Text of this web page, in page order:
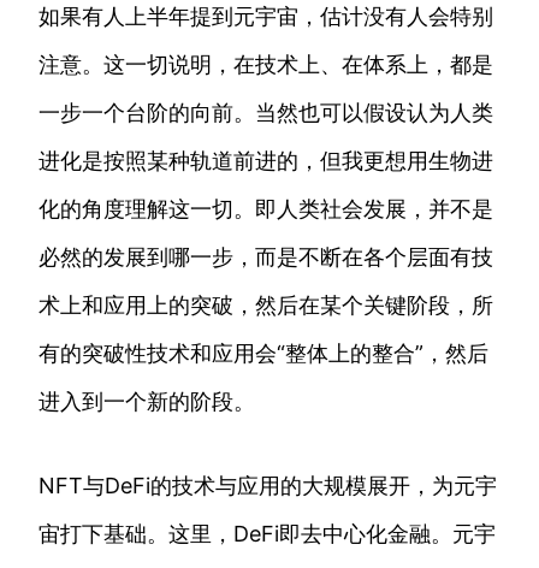
如果有人上半年提到元宇宙，估计没有人会特别
注意。这一切说明，在技术上、在体系上，都是
一步一个台阶的向前。当然也可以假设认为人类
进化是按照某种轨道前进的，但我更想用生物进
化的角度理解这一切。即人类社会发展，并不是
必然的发展到哪一步，而是不断在各个层面有技
术上和应用上的突破，然后在某个关键阶段，所
有的突破性技术和应用会“整体上的整合”，然后
进入到一个新的阶段。
NFT与DeFi的技术与应用的大规模展开，为元宇
宙打下基础。这里，DeFi即去中心化金融。元宇